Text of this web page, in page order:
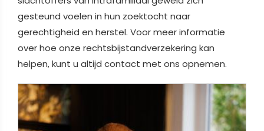
gesteund voelen in hun zoektocht naar
gerechtigheid en herstel. Voor meer informatie
over hoe onze rechtsbijstandverzekering kan
helpen, kunt u altijd contact met ons opnemen.